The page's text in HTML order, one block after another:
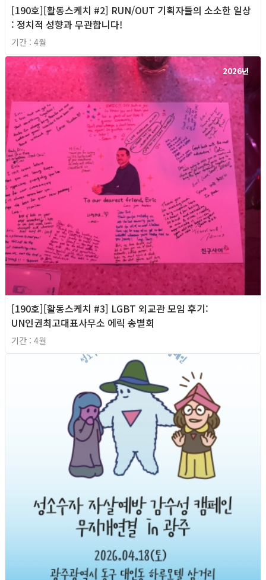
[190호][활동스케치 #2] RUN/OUT 기획자들의 소소한 일상
: 정치적 성향과 무관합니다!
기간 : 4월
2026년
[190호][활동스케치 #3] LGBT 외교관 모임 후기:
UN인권최고대표사무소 에릭 송별회
기간 : 4월